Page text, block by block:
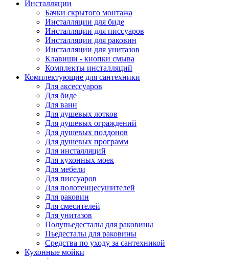
Инсталляции
Бачки скрытого монтажа
Инсталляции для биде
Инсталляции для писсуаров
Инсталляции для раковин
Инсталляции для унитазов
Клавиши - кнопки смыва
Комплекты инсталляций
Комплектующие для сантехники
Для аксессуаров
Для биде
Для ванн
Для душевых лотков
Для душевых ограждений
Для душевых поддонов
Для душевых программ
Для инсталляций
Для кухонных моек
Для мебели
Для писсуаров
Для полотенцесушителей
Для раковин
Для смесителей
Для унитазов
Полупьедесталы для раковины
Пьедесталы для раковины
Средства по уходу за сантехникой
Кухонные мойки